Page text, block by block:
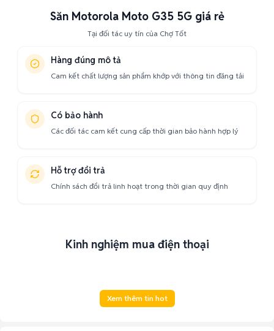
Săn Motorola Moto G35 5G giá rẻ
Tại đối tác uy tín của Chợ Tốt
Hàng đúng mô tả
Cam kết chất lượng sản phẩm khớp với thông tin đăng tải
Có bảo hành
Các đối tác cam kết cung cấp thời gian bảo hành hợp lý
Hỗ trợ đổi trả
Chính sách đổi trả linh hoạt trong thời gian quy định
Kinh nghiệm mua điện thoại
Xem thêm tin hot